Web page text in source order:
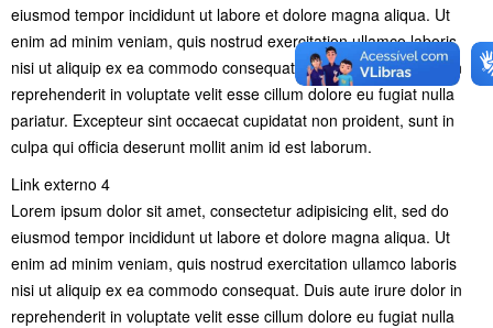
eiusmod tempor incididunt ut labore et dolore magna aliqua. Ut
enim ad minim veniam, quis nostrud exercitation ullamco laboris
nisi ut aliquip ex ea commodo consequat. Duis aute irure dolor in
reprehenderit in voluptate velit esse cillum dolore eu fugiat nulla
pariatur. Excepteur sint occaecat cupidatat non proident, sunt in
culpa qui officia deserunt mollit anim id est laborum.
Link externo 4
Lorem ipsum dolor sit amet, consectetur adipisicing elit, sed do
eiusmod tempor incididunt ut labore et dolore magna aliqua. Ut
enim ad minim veniam, quis nostrud exercitation ullamco laboris
nisi ut aliquip ex ea commodo consequat. Duis aute irure dolor in
reprehenderit in voluptate velit esse cillum dolore eu fugiat nulla